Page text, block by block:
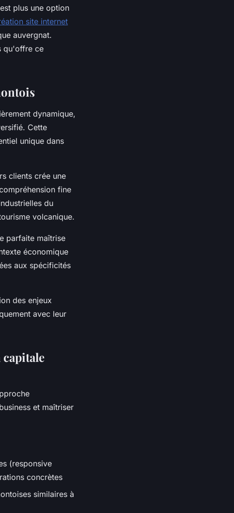
plus une option
site internet
auvergnat.
qu'offre ce
dynamique,
Cette
unique dans
clients crée une
fine
du
volcanique.
parfaite maîtrise
économique
aux spécificités
des enjeux
avec leur
et maîtriser
(responsive
concrètes
similaires à